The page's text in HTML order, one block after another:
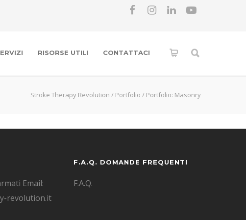
RISORSE UTILI CONTATTACI
Stroke Therapy Revolution / Portfolio / Portfolio: Masonry
Email:
revolution.it
F.A.Q. DOMANDE FREQUENTI
F.A.Q.